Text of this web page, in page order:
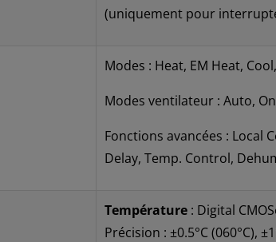
(uniquement pour
Modes : Heat, EM Heat,
Modes ventilateur : Auto,
Fonctions avancées : Local
Delay, Temp. Control,
Température : Digital
Précision : ±0.5°C (060°C),